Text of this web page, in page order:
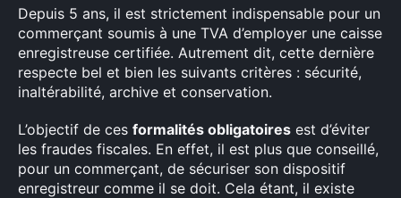
Depuis 5 ans, il est strictement indispensable pour un
commerçant soumis à une TVA d’employer une caisse
enregistreuse certifiée. Autrement dit, cette dernière
respecte bel et bien les suivants critères : sécurité,
inaltérabilité, archive et conservation.
L’objectif de ces formalités obligatoires est d’éviter
les fraudes fiscales. En effet, il est plus que conseillé,
pour un commerçant, de sécuriser son dispositif
enregistreur comme il se doit. Cela étant, il existe